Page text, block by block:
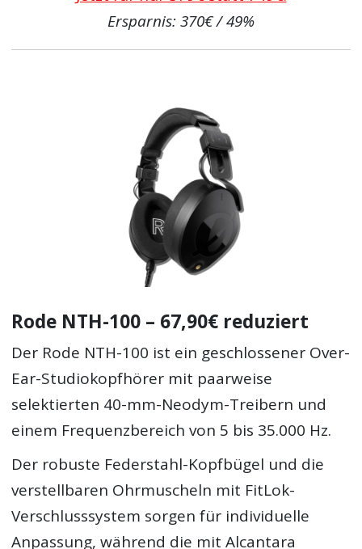
Ersparnis: 370€ / 49%
Rode NTH-100 – 67,90€ reduziert
Der Rode NTH-100 ist ein geschlossener Over-
Ear-Studiokopfhörer mit paarweise
selektierten 40-mm-Neodym-Treibern und
einem Frequenzbereich von 5 bis 35.000 Hz.
Der robuste Federstahl-Kopfbügel und die
verstellbaren Ohrmuscheln mit FitLok-
Verschlusssystem sorgen für individuelle
Anpassung, während die mit Alcantara